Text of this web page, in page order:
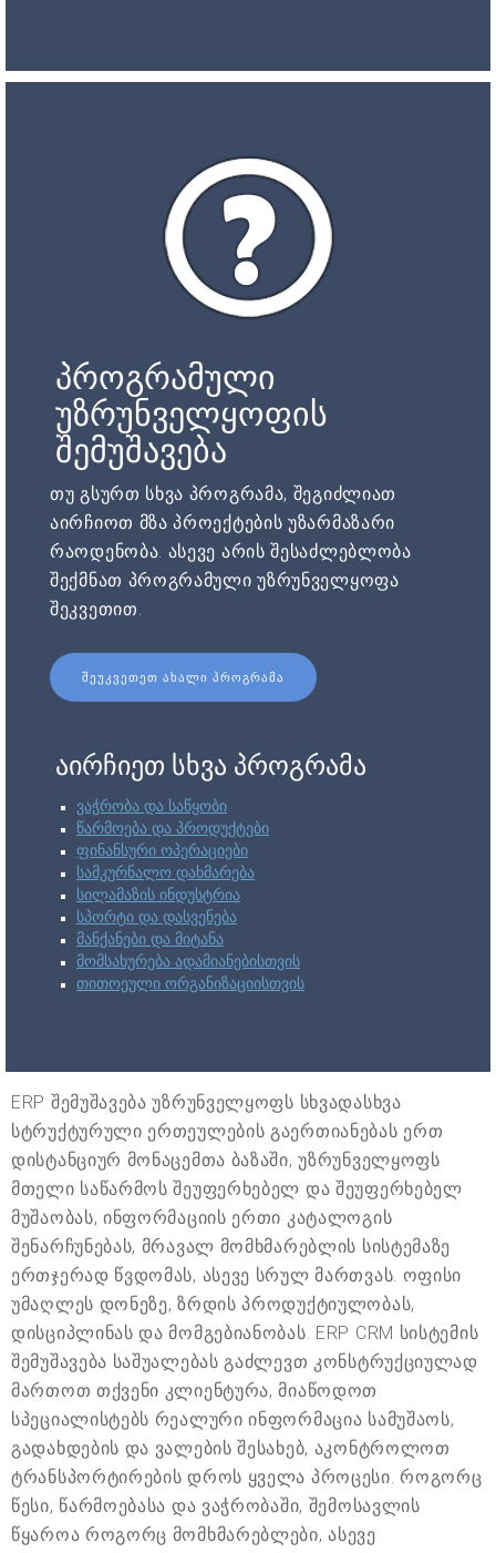
პროგრამული
უზრუნველყოფის
შემუშავება
თუ გსურთ სხვა პროგრამა, შეგიძლიათ
აირჩიოთ მზა პროექტების უზარმაზარი
რაოდენობა. ასევე არის შესაძლებლობა
შექმნათ პროგრამული უზრუნველყოფა
შეკვეთით.
ᲨᲔᲣᲙᲕᲔᲗᲔᲗ ᲐᲮᲐᲚᲘ ᲞᲠᲝᲒᲠᲐᲛᲐ
აირჩიეთ სხვა პროგრამა
ვაჭრობა და საწყობი
წარმოება და პროდუქტები
ფინანსური ოპერაციები
სამკურნალო დახმარება
სილამაზის ინდუსტრია
სპორტი და დასვენება
მანქანები და მიტანა
მომსახურება ადამიანებისთვის
თითოეული ორგანიზაციისთვის
ERP შემუშავება უზრუნველყოფს სხვადასხვა
სტრუქტურული ერთეულების გაერთიანებას ერთ
დისტანციურ მონაცემთა ბაზაში, უზრუნველყოფს
მთელი საწარმოს შეუფერხებელ და შეუფერხებელ
მუშაობას, ინფორმაციის ერთი კატალოგის
შენარჩუნებას, მრავალ მომხმარებლის სისტემაზე
ერთჯერად წვდომას, ასევე სრულ მართვას. ოფისი
უმაღლეს დონეზე, ზრდის პროდუქტიულობას,
დისციპლინას და მომგებიანობას. ERP CRM სისტემის
შემუშავება საშუალებას გაძლევთ კონსტრუქციულად
მართოთ თქვენი კლიენტურა, მიაწოდოთ
სპეციალისტებს რეალური ინფორმაცია სამუშაოს,
გადახდების და ვალების შესახებ, აკონტროლოთ
ტრანსპორტირების დროს ყველა პროცესი. როგორც
წესი, წარმოებასა და ვაჭრობაში, შემოსავლის
წყაროა როგორც მომხმარებლები, ასევე